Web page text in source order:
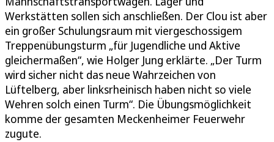
Werkstätten sollen sich anschließen. Der Clou ist aber
ein großer Schulungsraum mit viergeschossigem
Treppenübungsturm „für Jugendliche und Aktive
gleichermaßen“, wie Holger Jung erklärte. „Der Turm
wird sicher nicht das neue Wahrzeichen von
Lüftelberg, aber linksrheinisch haben nicht so viele
Wehren solch einen Turm“. Die Übungsmöglichkeit
komme der gesamten Meckenheimer Feuerwehr
zugute.